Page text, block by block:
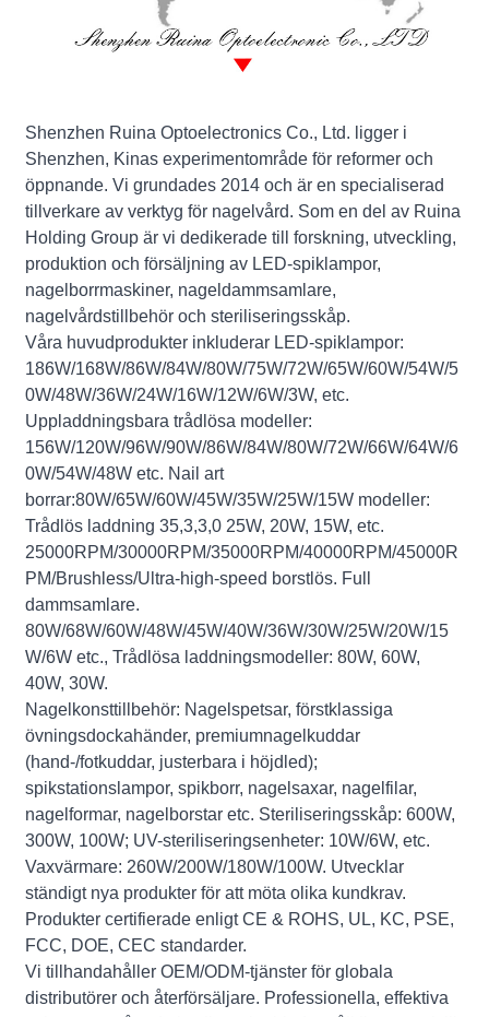
Shenzhen Ruina Optoelectronics Co., Ltd. ligger i
Shenzhen, Kinas experimentområde för reformer och
öppnande. Vi grundades 2014 och är en specialiserad
tillverkare av verktyg för nagelvård. Som en del av Ruina
Holding Group är vi dedikerade till forskning, utveckling,
produktion och försäljning av LED-spiklampor,
nagelborrmaskiner, nageldammsamlare,
nagelvårdstillbehör och steriliseringsskåp.
Våra huvudprodukter inkluderar LED-spiklampor:
186W/168W/86W/84W/80W/75W/72W/65W/60W/54W/5
0W/48W/36W/24W/16W/12W/6W/3W, etc.
Uppladdningsbara trådlösa modeller:
156W/120W/96W/90W/86W/84W/80W/72W/66W/64W/6
0W/54W/48W etc. Nail art
borrar:80W/65W/60W/45W/35W/25W/15W modeller:
Trådlös laddning 35,3,3,0 25W, 20W, 15W, etc.
25000RPM/30000RPM/35000RPM/40000RPM/45000R
PM/Brushless/Ultra-high-speed borstlös. Full
dammsamlare.
80W/68W/60W/48W/45W/40W/36W/30W/25W/20W/15
W/6W etc., Trådlösa laddningsmodeller: 80W, 60W,
40W, 30W.
Nagelkonsttillbehör: Nagelspetsar, förstklassiga
övningsdockahänder, premiumnagelkuddar
(hand-/fotkuddar, justerbara i höjdled);
spikstationslampor, spikborr, nagelsaxar, nagelfilar,
nagelformar, nagelborstar etc. Steriliseringsskåp: 600W,
300W, 100W; UV-steriliseringsenheter: 10W/6W, etc.
Vaxvärmare: 260W/200W/180W/100W. Utvecklar
ständigt nya produkter för att möta olika kundkrav.
Produkter certifierade enligt CE & ROHS, UL, KC, PSE,
FCC, DOE, CEC standarder.
Vi tillhandahåller OEM/ODM-tjänster för globala
distributörer och återförsäljare. Professionella, effektiva